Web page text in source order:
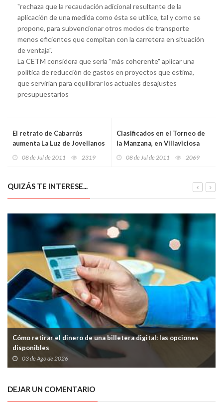
"rechaza que la recaudación adicional resultante de la
aplicación de una medida como ésta se utilice, tal y como se
propone, para subvencionar otros modos de transporte
menos eficientes que compitan con la carretera en situación
de ventaja".
La CETM considera que sería "más coherente" aplicar una
política de reducción de gastos en proyectos que estima,
que servirían para equilibrar los actuales desajustes
presupuestarios
El retrato de Cabarrús
aumenta La Luz de Jovellanos
08 de Jul de 2011 2319
Clasificados en el Torneo de
la Manzana, en Villaviciosa
08 de Jul de 2011 2069
QUIZÁS TE INTERESE...
Cómo retirar el dinero de una billetera digital: las opciones
disponibles
03 de Ago de 2026
DEJAR UN COMENTARIO